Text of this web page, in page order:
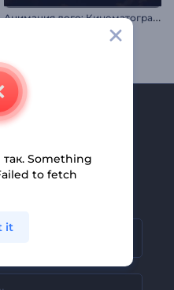
А
нимация лого: Кинематографичная гроза
к
новостях и
Something
to fetch
it